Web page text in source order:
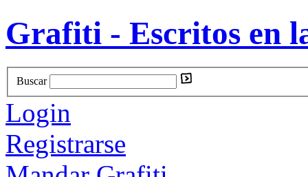
Grafiti - Escritos en
Buscar
Login
Registrarse